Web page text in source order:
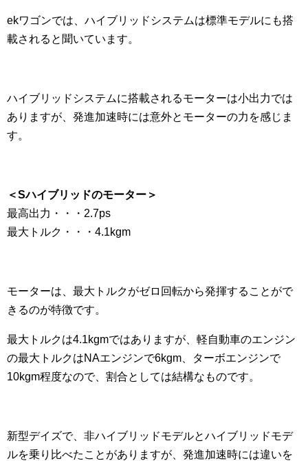
ekワゴンでは、ハイブリッドシステムは標準モデルにも搭
載されると聞いています。
ハイブリッドシステムに搭載されるモーターは小出力では
ありますが、発進加速時には意外とモーターの力を感じま
す。
＜Sハイブリッドのモーター＞
最高出力・・・2.7ps
最大トルク・・・4.1kgm
モーターは、最大トルクがゼロ回転から発揮することがで
きるのが特徴です。
最大トルクは4.1kgmではありますが、軽自動車のエンジン
の最大トルクはNAエンジンで6kgm、ターボエンジンで
10kgm程度なので、割合としては結構なものです。
新型デイズで、非ハイブリッドモデルとハイブリッドモデ
ルを乗り比べたことがありますが、発進加速時には違いを